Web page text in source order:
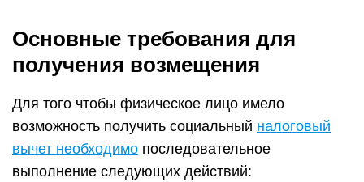
Основные требования для
получения возмещения
Для того чтобы физическое лицо имело
возможность получить социальный налоговый
вычет необходимо последовательное
выполнение следующих действий: